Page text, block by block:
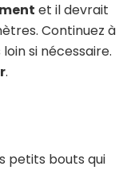
et il devrait
Continuez à
si nécessaire.
.
petits bouts qui